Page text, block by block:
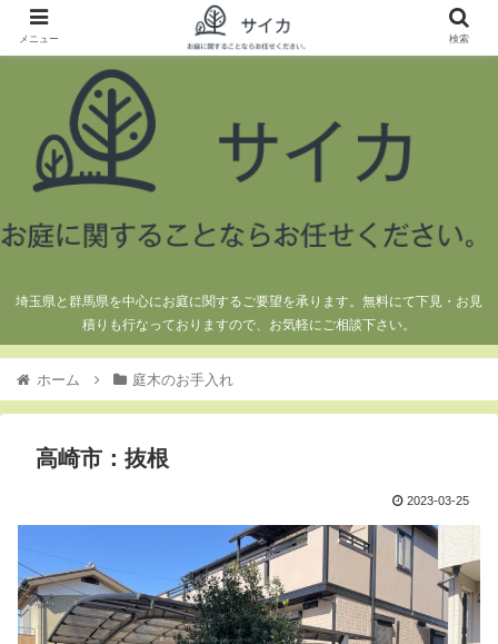
埼玉県と群馬県を中心にお庭に関するご要望を承ります。無料にて下見・お見
積りも行なっておりますので、お気軽にご相談下さい。
ホーム 庭木のお手入れ
高崎市：抜根
2023-03-25
メニュー 検索